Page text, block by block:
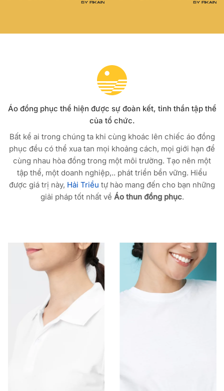
Áo đồng phục thể hiện được sự đoàn kết, tinh thần tập thể
của tổ chức.
Bất kể ai trong chúng ta khi cùng khoác lên chiếc áo đồng
phục đều có thể xua tan mọi khoảng cách, mọi giới hạn để
cùng nhau hòa đồng trong một môi trường. Tạo nên một
tập thể, một doanh nghiệp,.. phát triển bền vững. Hiểu
được giá trị này, Hải Triều tự hào mang đến cho bạn những
giải pháp tốt nhất về Áo thun đồng phục.